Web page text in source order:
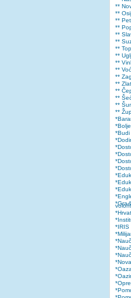
**
**
**
**
**
**
**
**
**
**
**
**
**
**
**
**
*Budi
*IRIS